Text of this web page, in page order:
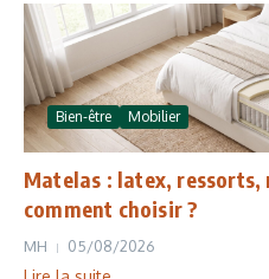
Bien-être Mobilier
Matelas : latex, ressorts,
comment choisir ?
MH 05/08/2026